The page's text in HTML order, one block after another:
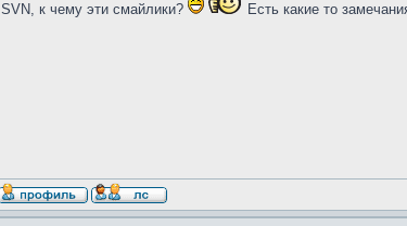
SVN, к чему эти смайлики? Есть какие то